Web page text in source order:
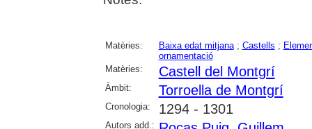
Matèries: Baixa edat mitjana; Castells ;
ornamentació
Matèries:
Castell del Montgrí
Àmbit: Torroella de Montgrí
Cronologia: 1294 - 1301
Autors add.: